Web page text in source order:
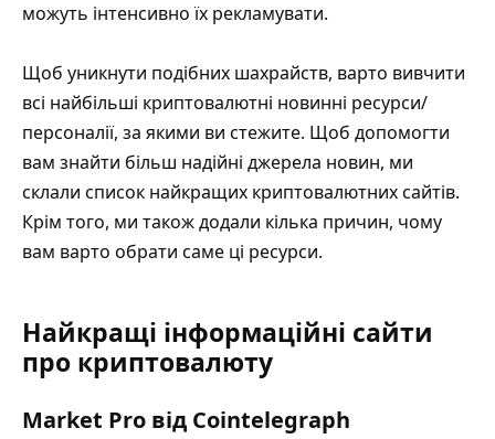
можуть інтенсивно їх рекламувати.
Щоб уникнути подібних шахрайств, варто вивчити
всі найбільші криптовалютні новинні ресурси/
персоналії, за якими ви стежите. Щоб допомогти
вам знайти більш надійні джерела новин, ми
склали список найкращих криптовалютних сайтів.
Крім того, ми також додали кілька причин, чому
вам варто обрати саме ці ресурси.
Найкращі інформаційні сайти
про криптовалюту
Market Pro від Cointelegraph